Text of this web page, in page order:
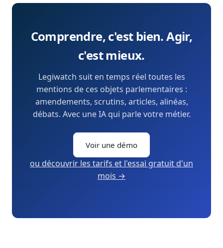
Comprendre, c'est bien. Agir,
c'est mieux.
Legiwatch suit en temps réel toutes les
mentions de ces objets parlementaires :
amendements, scrutins, articles, alinéas,
débats. Avec une IA qui parle votre métier.
Voir une démo
ou découvrir les tarifs et l'essai gratuit d'un
mois →